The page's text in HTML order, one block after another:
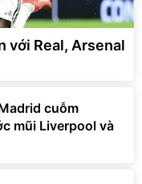
với Real, Arsenal
cuỗm
mũi Liverpool và